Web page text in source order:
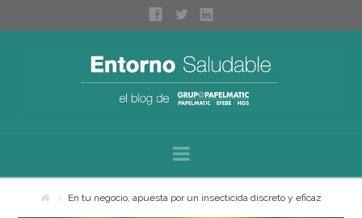
Navigation
Inicio En tu negocio, apuesta por un insecticida discreto y eficaz